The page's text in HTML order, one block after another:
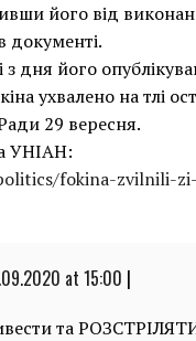
його від
документі.
дня його
ухвалено на тлі
29 вересня.
УНІАН:
fokina-zvilnili-
at 15:00 |
та